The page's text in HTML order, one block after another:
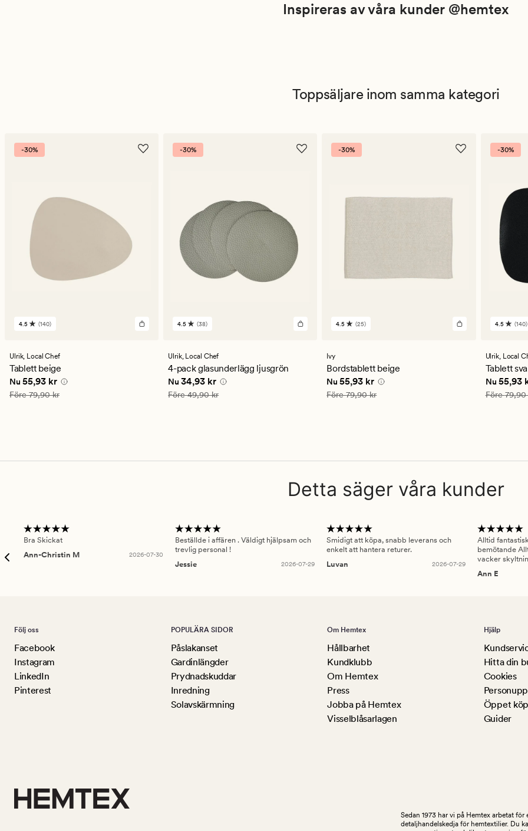
Inspireras av våra kunder @hemtex
Toppsäljare inom samma kategori
-30%
140
ett
genomsnittligt
betyg
på
4.5
4.5 (140)
Ulrik, Local Chef
Tablett beige
Nuvarande pris
Nu 55,93 kr
Ordinarie pris
Före79,90 kr
-30%
38
ett
genomsnittligt
betyg
på
4.5
4.5 (38)
Ulrik, Local Chef
4-pack glasunderlägg ljusgrön
Nuvarande pris
Nu 34,93 kr
Ordinarie pris
Före49,90 kr
-30%
25
genomsnittligt
betyg
på
4.5
4.5 (25)
Ivy
Bordstablett beige
Nuvarande pris
Nu 55,93 kr
Ordinarie pris
Före79,90 kr
-30%
140
ett
betyg
på
4.5
4.5 (140)
Ulrik, Local
Tablett
Nu 55,93
Ordinarie
Före79,90
Detta säger våra kunder
Bra Skickat
Ann-Christin M
2026-07-30
Beställde i affären . Väldigt hjälpsam och
trevlig personal !
Jessie
2026-07-29
Smidigt att köpa, snabb leverans och
enkelt att hantera returer.
Luvan
2026-07-29
Alltid
bemötande
vacker
Ann E
Följ oss
Facebook
Instagram
LinkedIn
Pinterest
POPULÄRA SIDOR
Påslakanset
Gardinlängder
Prydnadskuddar
Inredning
Solavskärmning
Om Hemtex
Hållbarhet
Kundklubb
Om Hemtex
Press
Jobba på Hemtex
Visselblåsarlagen
Hjälp
Hitta din
Cookies
Öppet
Guider
Sedan 1973 har vi på Hemtex arbetat
detaljhandelskedja för hemtextilier. Du